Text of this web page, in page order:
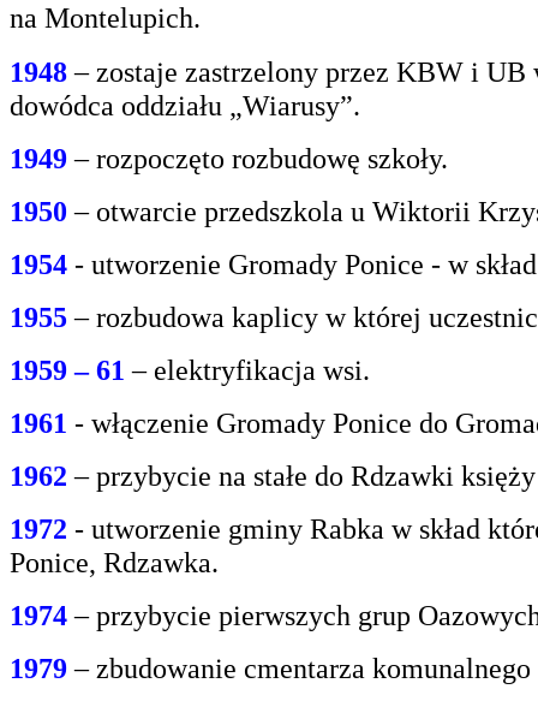
na Montelupich.
1948– zostaje zastrzelony przez KBW i
dowódca oddziału „Wiarusy”.
1949 – rozpoczęto rozbudowę szkoły.
1950 – otwarcie przedszkola u Wiktorii
1954 - utworzenie Gromady Ponice - w
1955 – rozbudowa kaplicy w której
1959 – 61 – elektryfikacja wsi.
1961 - włączenie Gromady Ponice do
1962 – przybycie na stałe do Rdzawki
1972 - utworzenie gminy Rabka w skład
Ponice, Rdzawka.
1974 – przybycie pierwszych grup
1979– zbudowanie cmentarza